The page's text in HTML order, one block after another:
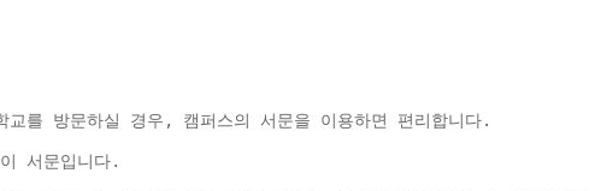
교를 방문하실 경우, 캠퍼스의 서문을 이용하면 편리합니다.
서문입니다.